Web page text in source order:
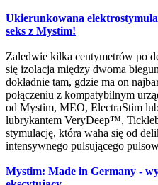
Ukierunkowana
seks z Mystim!
Zaledwie kilka centymetrów po
się izolacja między dwoma
dokładnie tam, gdzie ma on
połączeniu z kompatybilnym
od Mystim, MEO, ElectraStim
lubrykantem VeryDeep™,
stymulację, która waha się od
intensywnego pulsującego
Mystim: Made in Germany -